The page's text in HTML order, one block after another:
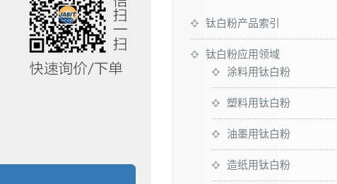
钛白粉产品索引
钛白粉应用领域
涂料用钛白粉
塑料用钛白粉
油墨用钛白粉
造纸用钛白粉